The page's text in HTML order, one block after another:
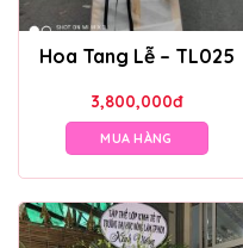
Hoa Tang Lễ – TL025
3,800,000đ
MUA HÀNG